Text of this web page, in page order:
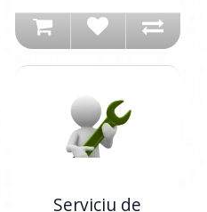
Serviciu de